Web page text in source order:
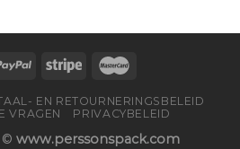
EN RETOURNERINGSBELEID
VRAGEN
PRIVACYBELEID
© www.perssonspack.com